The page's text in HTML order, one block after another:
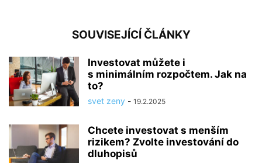
SOUVISEJÍCÍ ČLÁNKY
Investovat můžete i
s minimálním rozpočtem. Jak na
to?
svet zeny - 19.2.2025
Chcete investovat s menším
rizikem? Zvolte investování do
dluhopisů